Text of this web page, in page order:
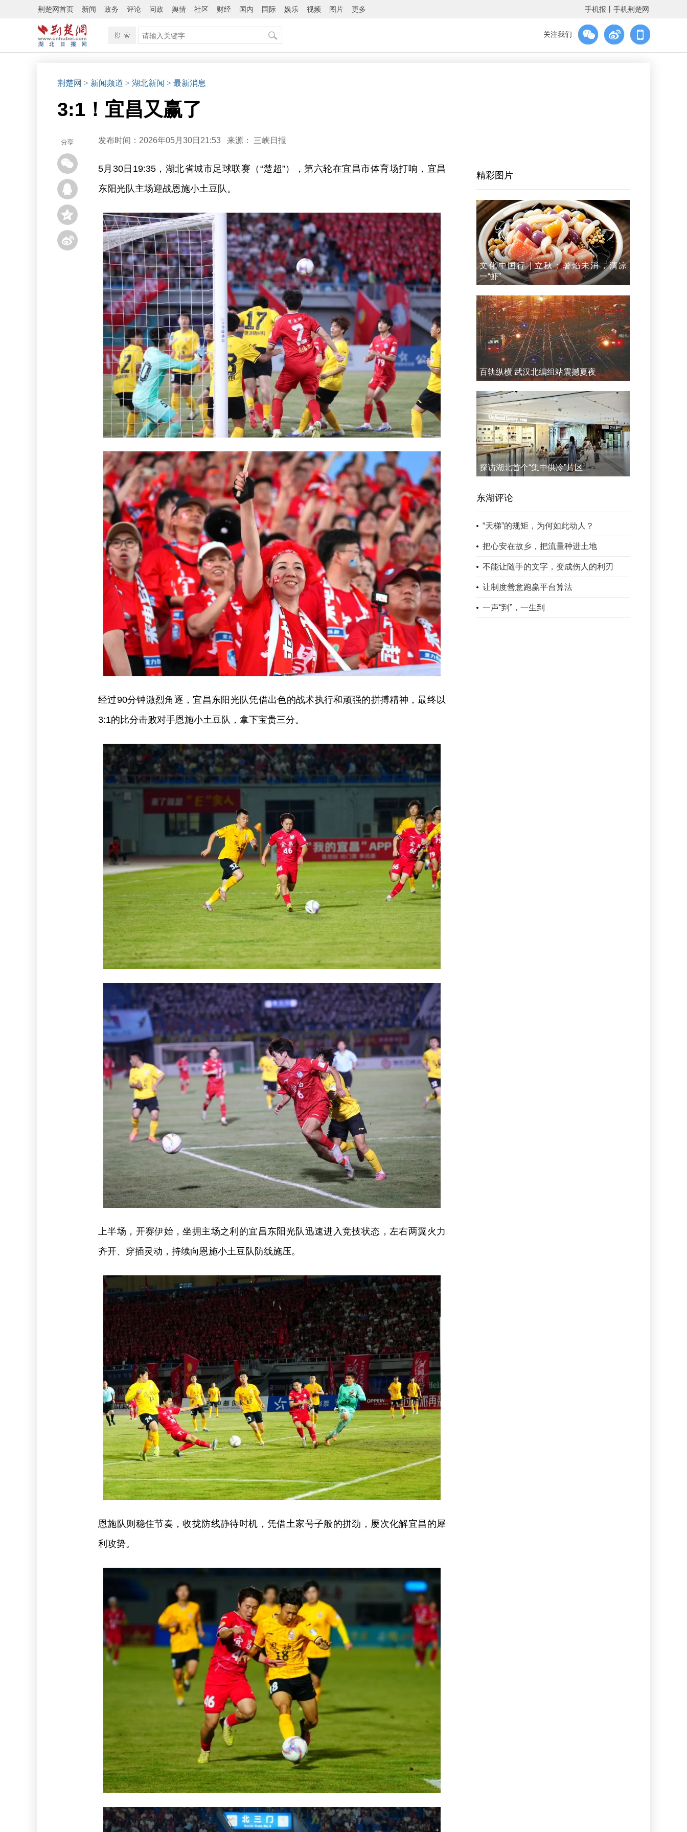
荆楚网首页 新闻 政务 评论 问政 舆情 社区 财经 国内 国际 娱乐 视频 图片 更多 手机报 手机荆楚网
关注我们
荆楚网 > 新闻频道 > 湖北新闻 > 最新消息
3:1！宜昌又赢了
发布时间：2026年05月30日21:53 来源： 三峡日报
5月30日19:35，湖北省城市足球联赛（“楚超”），第六轮在宜昌市体育场打响，宜昌
东阳光队主场迎战恩施小土豆队。
经过90分钟激烈角逐，宜昌东阳光队凭借出色的战术执行和顽强的拼搏精神，最终以
3:1的比分击败对手恩施小土豆队，拿下宝贵三分。
上半场，开赛伊始，坐拥主场之利的宜昌东阳光队迅速进入竞技状态，左右两翼火力
齐开、穿插灵动，持续向恩施小土豆队防线施压。
恩施队则稳住节奏，收拢防线静待时机，凭借土家号子般的拼劲，屡次化解宜昌的犀
利攻势。
精彩图片
文化中国行 | 立秋：暑焰未消，清凉
一“虾”
百轨纵横 武汉北编组站震撼夏夜
探访湖北首个“集中供冷”片区
东湖评论
“天梯”的规矩，为何如此动人？
把心安在故乡，把流量种进土地
不能让随手的文字，变成伤人的利刃
让制度善意跑赢平台算法
一声“到”，一生到